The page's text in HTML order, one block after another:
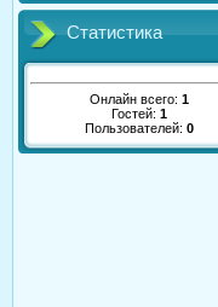
Статистика
Онлайн всего: 1
Гостей: 1
Пользователей: 0